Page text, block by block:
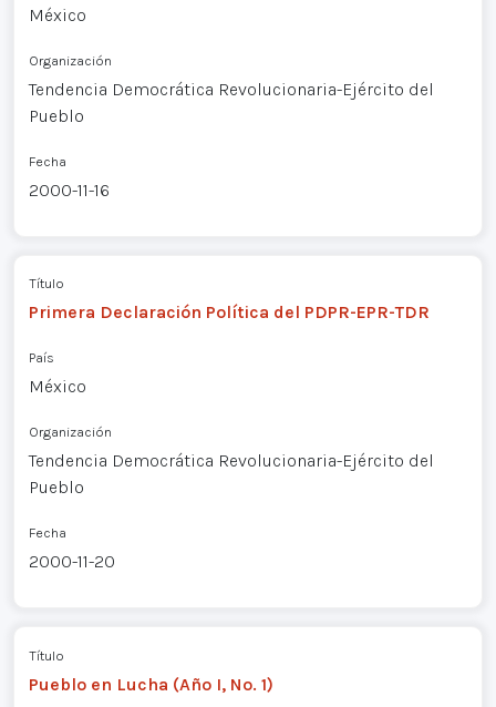
México
Organización
Tendencia Democrática Revolucionaria-Ejército del
Pueblo
Fecha
2000-11-16
Título
Primera Declaración Política del PDPR-EPR-TDR
País
México
Organización
Tendencia Democrática Revolucionaria-Ejército del
Pueblo
Fecha
2000-11-20
Título
Pueblo en Lucha (Año I, No. 1)